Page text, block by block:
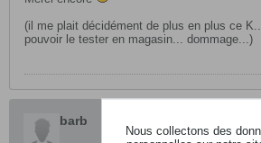
(il me plait décidément de plus en plus ce
pouvoir le tester en magasin... dommage...)
barb
Nous collectons des